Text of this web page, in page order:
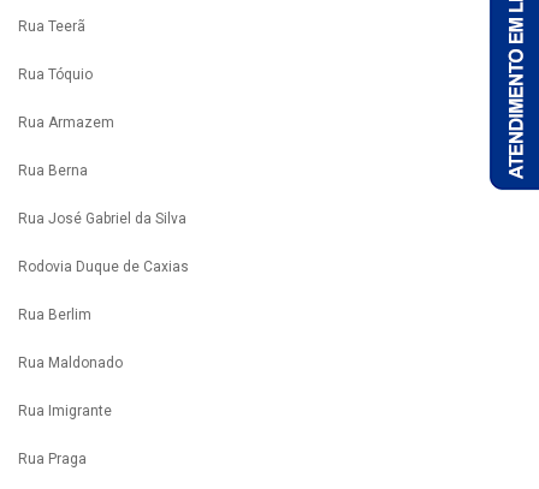
Rua Teerã
Rua Tóquio
Rua Armazem
Rua Berna
Rua José Gabriel da Silva
Rodovia Duque de Caxias
Rua Berlim
Rua Maldonado
Rua Imigrante
Rua Praga